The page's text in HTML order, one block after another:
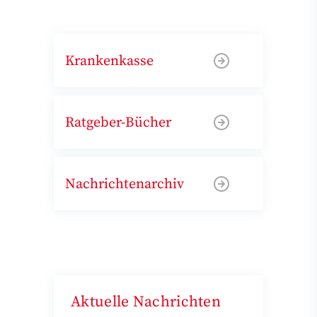
Krankenkasse
Ratgeber-Bücher
Nachrichtenarchiv
Aktuelle Nachrichten